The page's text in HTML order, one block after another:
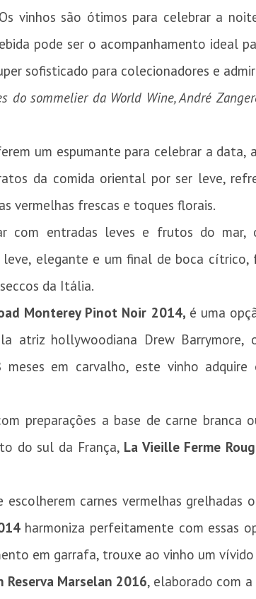
vinhos são ótimos para celebrar a
pode ser o acompanhamento ideal
sofisticado para colecionadores e
do sommelier da World Wine, André
um espumante para celebrar a data,
da comida oriental por ser leve,
vermelhas frescas e toques florais.
com entradas leves e frutos do mar,
leve, elegante e um final de boca
da Itália.
Monterey Pinot Noir 2014, é uma
atriz hollywoodiana Drew
meses em carvalho, este vinho
preparações a base de carne
do sul da França, La Vieille Ferme
escolherem carnes vermelhas
harmoniza perfeitamente com essas
em garrafa, trouxe ao vinho um
Reserva Marselan 2016, elaborado com